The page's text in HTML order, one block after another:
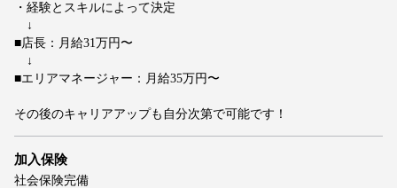
・経験とスキルによって決定
↓
■店長：月給31万円〜
↓
■エリアマネージャー：月給35万円〜
その後のキャリアアップも自分次第で可能です！
加入保険
社会保険完備